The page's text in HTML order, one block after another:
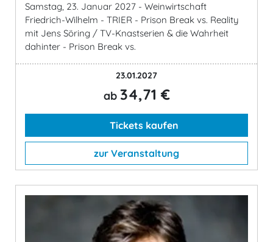
Samstag, 23. Januar 2027 - Weinwirtschaft
Friedrich-Wilhelm - TRIER - Prison Break vs. Reality
mit Jens Söring / TV-Knastserien & die Wahrheit
dahinter - Prison Break vs.
23.01.2027
ab 34,71 €
Tickets kaufen
zur Veranstaltung